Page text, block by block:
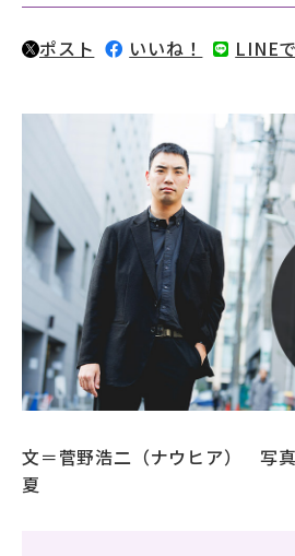
創立100周年記念事業
募財（寄付）
採用情報
各種手続き・ご案内
卒業後の学び
武蔵野TV
よくあるご質問
サイトポリシー
ポスト いいね！ LINE
文＝菅野浩二（ナウヒア） 写
夏